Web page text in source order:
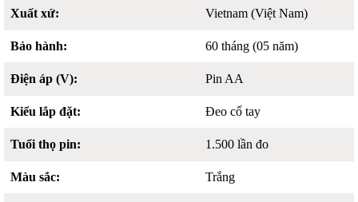
Xuất xứ: Vietnam (Việt Nam)
Bảo hành: 60 tháng (05 năm)
Điện áp (V): Pin AA
Kiểu lắp đặt: Đeo cổ tay
Tuổi thọ pin: 1.500 lần đo
Màu sắc: Trắng